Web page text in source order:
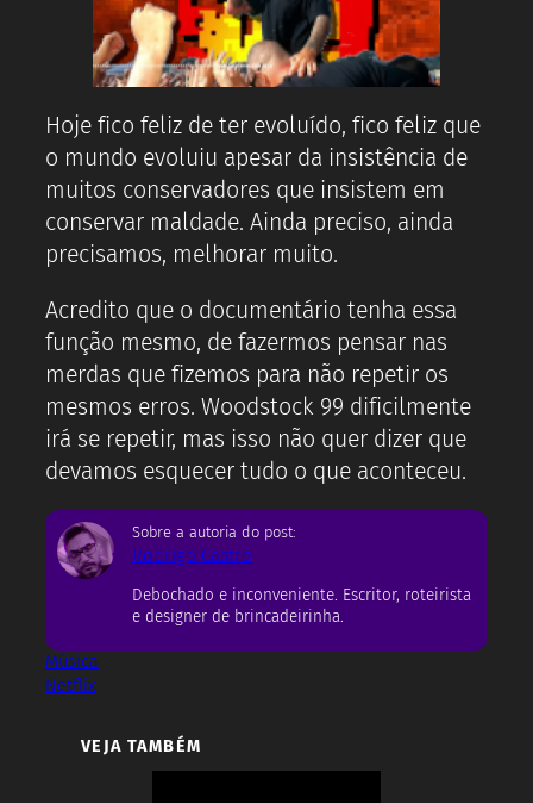
Hoje fico feliz de ter evoluído, fico feliz que
o mundo evoluiu apesar da insistência de
muitos conservadores que insistem em
conservar maldade. Ainda preciso, ainda
precisamos, melhorar muito.
Acredito que o documentário tenha essa
função mesmo, de fazermos pensar nas
merdas que fizemos para não repetir os
mesmos erros. Woodstock 99 dificilmente
irá se repetir, mas isso não quer dizer que
devamos esquecer tudo o que aconteceu.
Sobre a autoria do post:
Rodrigo Castro
Debochado e inconveniente. Escritor, roteirista
e designer de brincadeirinha.
Música
Netflix
VEJA TAMBÉM